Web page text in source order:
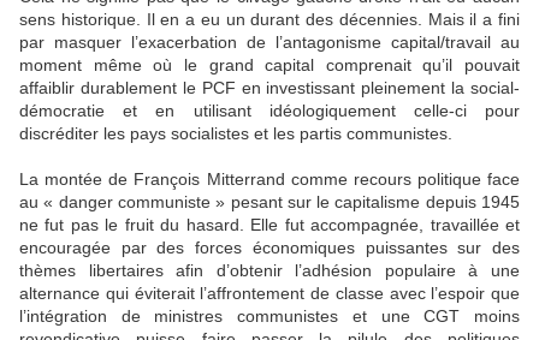
sens historique. Il en a eu un durant des décennies. Mais il a fini
par masquer l’exacerbation de l’antagonisme capital/travail au
moment même où le grand capital comprenait qu’il pouvait
affaiblir durablement le PCF en investissant pleinement la social-
démocratie et en utilisant idéologiquement celle-ci pour
discréditer les pays socialistes et les partis communistes.
La montée de François Mitterrand comme recours politique face
au « danger communiste » pesant sur le capitalisme depuis 1945
ne fut pas le fruit du hasard. Elle fut accompagnée, travaillée et
encouragée par des forces économiques puissantes sur des
thèmes libertaires afin d’obtenir l’adhésion populaire à une
alternance qui éviterait l’affrontement de classe avec l’espoir que
l’intégration de ministres communistes et une CGT moins